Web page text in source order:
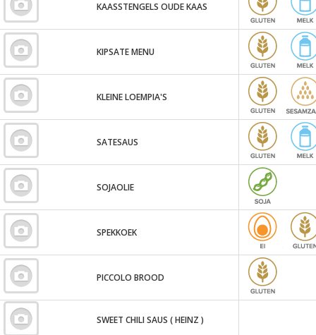
KAASSTENGELS OUDE KAAS
KIPSATE MENU
KLEINE LOEMPIA'S
SATESAUS
SOJAOLIE
SPEKKOEK
PICCOLO BROOD
SWEET CHILI SAUS ( HEINZ )